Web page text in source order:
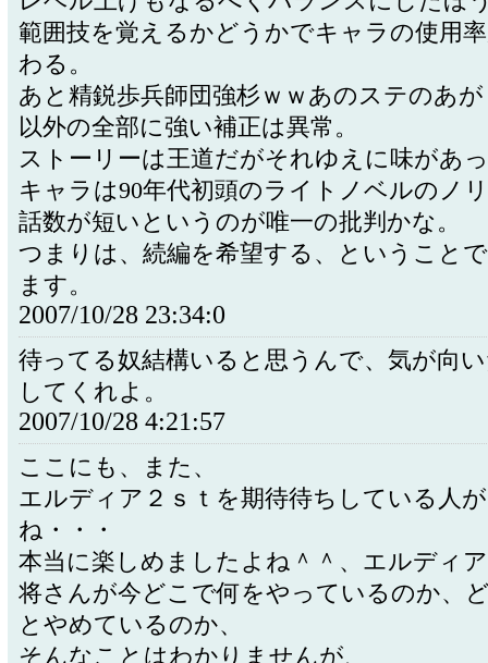
範囲技を覚えるかどうかでキャラの使用
わる。
あと精鋭歩兵師団強杉ｗｗあのステのあ
以外の全部に強い補正は異常。
ストーリーは王道だがそれゆえに味があ
キャラは90年代初頭のライトノベルのノ
話数が短いというのが唯一の批判かな。
つまりは、続編を希望する、ということ
ます。
2007/10/28 23:34:0
待ってる奴結構いると思うんで、気が向
してくれよ。
2007/10/28 4:21:57
ここにも、また、
エルディア２ｓｔを期待待ちしている人
ね・・・
本当に楽しめましたよね＾＾、エルディ
将さんが今どこで何をやっているのか、
とやめているのか、
そんなことはわかりませんが、